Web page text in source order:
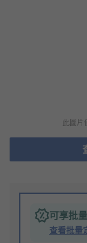
此圖片
可享批
查看批量